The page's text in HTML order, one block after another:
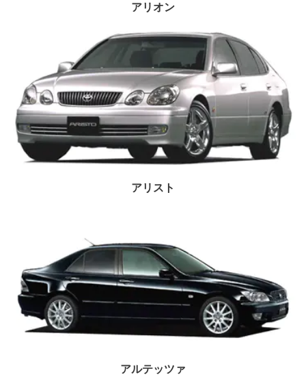
アリオン
アリスト
アルテッツァ